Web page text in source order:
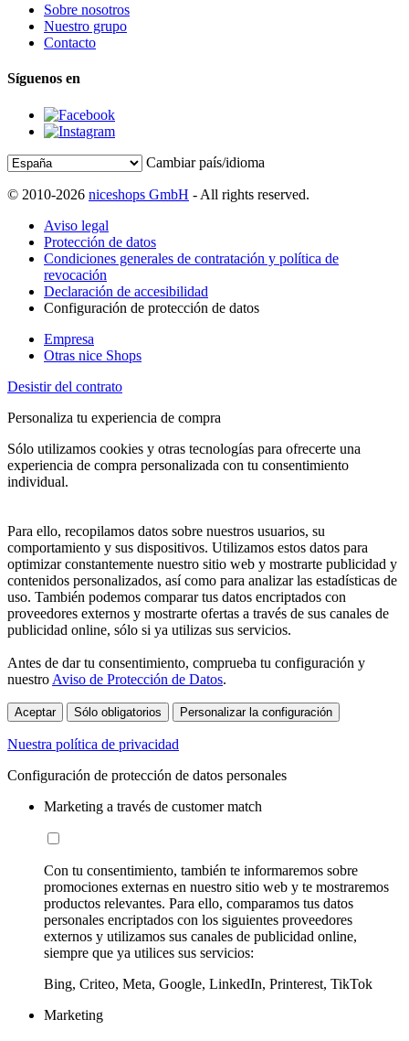
Sobre nosotros
Nuestro grupo
Contacto
Síguenos en
Cambiar país/idioma
© 2010-2026 niceshops GmbH - All rights reserved.
Aviso legal
Protección de datos
Condiciones generales de contratación y política de
revocación
Declaración de accesibilidad
Configuración de protección de datos
Empresa
Otras nice Shops
Desistir del contrato
Personaliza tu experiencia de compra
Sólo utilizamos cookies y otras tecnologías para ofrecerte una
experiencia de compra personalizada con tu consentimiento
individual.
Para ello, recopilamos datos sobre nuestros usuarios, su
comportamiento y sus dispositivos. Utilizamos estos datos para
optimizar constantemente nuestro sitio web y mostrarte publicidad y
contenidos personalizados, así como para analizar las estadísticas de
uso. También podemos comparar tus datos encriptados con
proveedores externos y mostrarte ofertas a través de sus canales de
publicidad online, sólo si ya utilizas sus servicios.
Antes de dar tu consentimiento, comprueba tu configuración y
nuestro Aviso de Protección de Datos.
Aceptar Sólo obligatorios Personalizar la configuración
Nuestra política de privacidad
Configuración de protección de datos personales
Marketing a través de customer match
Con tu consentimiento, también te informaremos sobre
promociones externas en nuestro sitio web y te mostraremos
productos relevantes. Para ello, comparamos tus datos
personales encriptados con los siguientes proveedores
externos y utilizamos sus canales de publicidad online,
siempre que ya utilices sus servicios:
Bing, Criteo, Meta, Google, LinkedIn, Printerest, TikTok
Marketing